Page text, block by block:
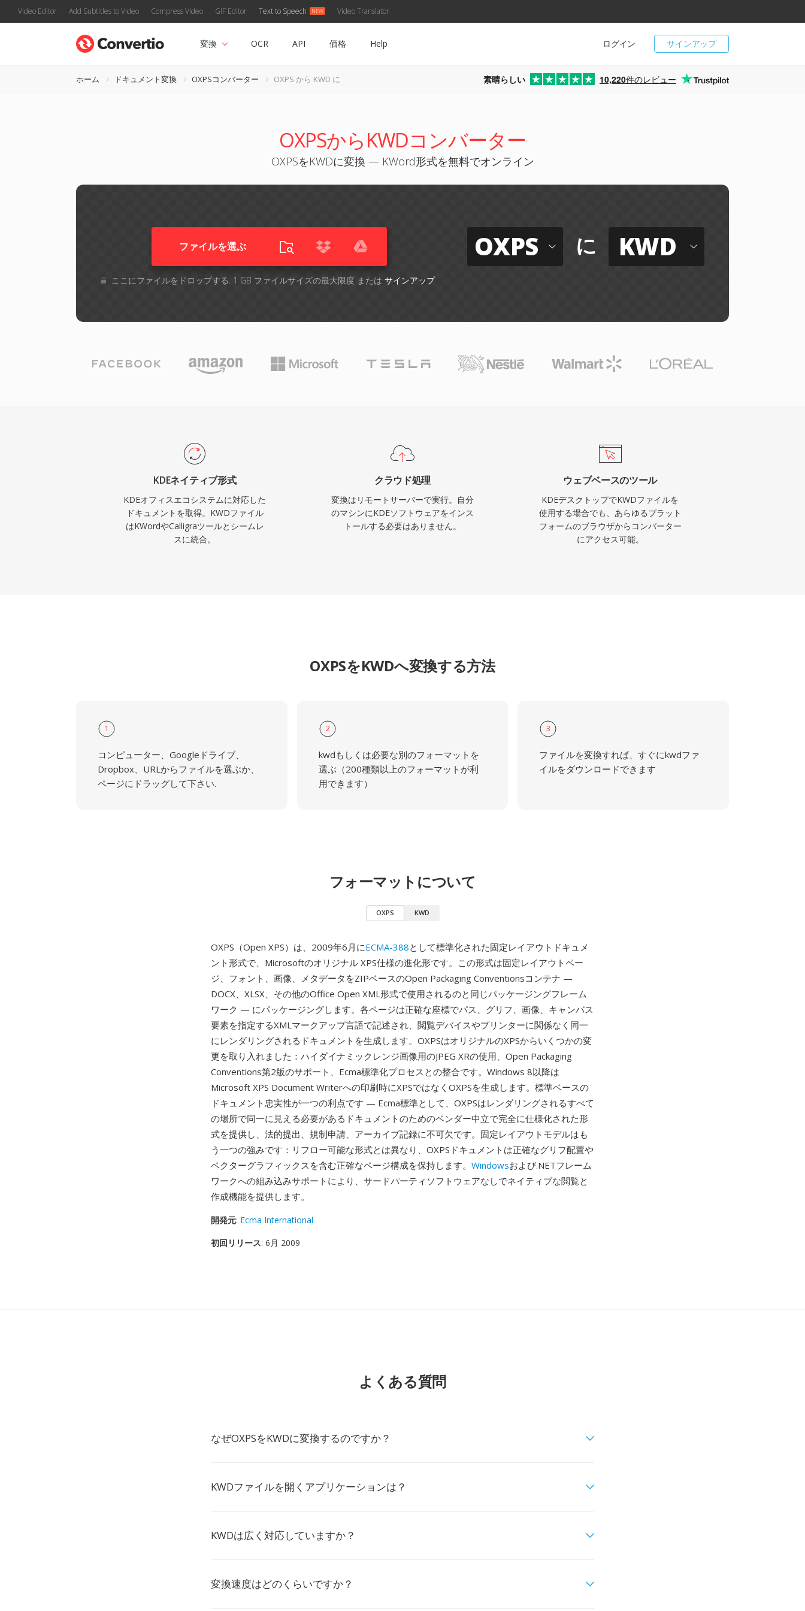
Video Editor Add Subtitles to Video Compress Video GIF Editor Text to Speech Video Translator
サインアップ
ログイン
変換 OCR API 価格 Help
ホーム ドキュメント変換 OXPSコンバーター OXPS から KWD に 素晴らしい 10,220件のレビュー
OXPSからKWDコンバーター
OXPSをKWDに変換 — KWord形式を無料でオンライン
ファイルを選ぶ
ここにファイルをドロップする. 1 GB ファイルサイズの最大限度 または サインアップ
OXPS に KWD
KDEネイティブ形式
KDEオフィスエコシステムに対応した
ドキュメントを取得。KWDファイル
はKWordやCalligraツールとシームレ
スに統合。
クラウド処理
変換はリモートサーバーで実行。自分
のマシンにKDEソフトウェアをインス
トールする必要はありません。
ウェブベースのツール
KDEデスクトップでKWDファイルを
使用する場合でも、あらゆるプラット
フォームのブラウザからコンバーター
にアクセス可能。
OXPSをKWDへ変換する方法
1
コンピューター、Googleドライブ、
Dropbox、URLからファイルを選ぶか、
ページにドラッグして下さい.
2
kwdもしくは必要な別のフォーマットを
選ぶ（200種類以上のフォーマットが利
用できます）
3
ファイルを変換すれば、すぐにkwdファ
イルをダウンロードできます
フォーマットについて
OXPS KWD
OXPS（Open XPS）は、2009年6月にECMA-388として標準化された固定レイアウトドキュメ
ント形式で、Microsoftのオリジナル XPS仕様の進化形です。この形式は固定レイアウトペー
ジ、フォント、画像、メタデータをZIPベースのOpen Packaging Conventionsコンテナ —
DOCX、XLSX、その他のOffice Open XML形式で使用されるのと同じパッケージングフレーム
ワーク — にパッケージングします。各ページは正確な座標でパス、グリフ、画像、キャンバス
要素を指定するXMLマークアップ言語で記述され、閲覧デバイスやプリンターに関係なく同一
にレンダリングされるドキュメントを生成します。OXPSはオリジナルのXPSからいくつかの変
更を取り入れました：ハイダイナミックレンジ画像用のJPEG XRの使用、Open Packaging
Conventions第2版のサポート、Ecma標準化プロセスとの整合です。Windows 8以降は
Microsoft XPS Document Writerへの印刷時にXPSではなくOXPSを生成します。標準ベースの
ドキュメント忠実性が一つの利点です — Ecma標準として、OXPSはレンダリングされるすべて
の場所で同一に見える必要があるドキュメントのためのベンダー中立で完全に仕様化された形
式を提供し、法的提出、規制申請、アーカイブ記録に不可欠です。固定レイアウトモデルはも
う一つの強みです：リフロー可能な形式とは異なり、OXPSドキュメントは正確なグリフ配置や
ベクターグラフィックスを含む正確なページ構成を保持します。 Windowsおよび.NETフレーム
ワークへの組み込みサポートにより、サードパーティソフトウェアなしでネイティブな閲覧と
作成機能を提供します。
開発元: Ecma International
初回リリース: 6月 2009
よくある質問
なぜOXPSをKWDに変換するのですか？
KWDファイルを開くアプリケーションは？
KWDは広く対応していますか？
変換速度はどのくらいですか？